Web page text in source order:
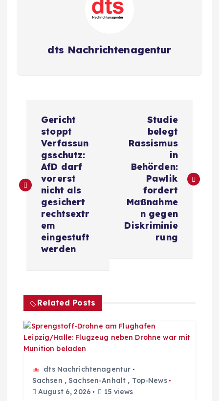
dts Nachrichtenagentur
t
n
a
v
Gericht
stoppt
Verfassun
gsschutz:
AfD darf
vorerst
nicht als
gesichert
rechtsextr
em
eingestuft
werden
Studie
belegt
Rassismus
in
Behörden:
Pawlik
fordert
Maßnahme
n gegen
Diskriminie
rung
Related Posts
dts Nachrichtenagentur
Sachsen ,Sachsen-Anhalt , Top-News
August 6, 2026
15 views